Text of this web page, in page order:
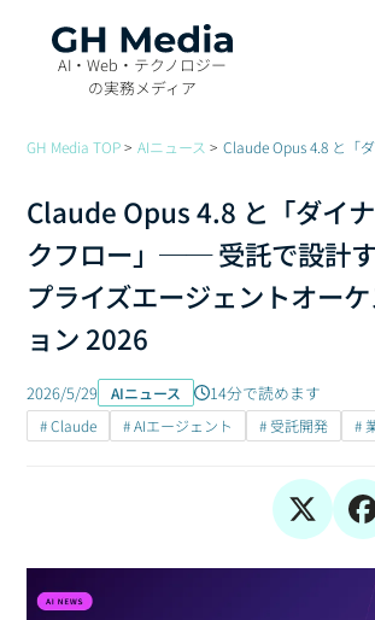
AI・Web・テクノロジー
の実務メディア
GH Media TOP AIニュース Claude Opus 4.8 と「
Claude Opus 4.8 と「ダイ
クフロー」── 受託で設計
プライズエージェントオー
ョン 2026
2026/5/29 AIニュース 14分で読めます
# Claude # AIエージェント # 受託開発 #